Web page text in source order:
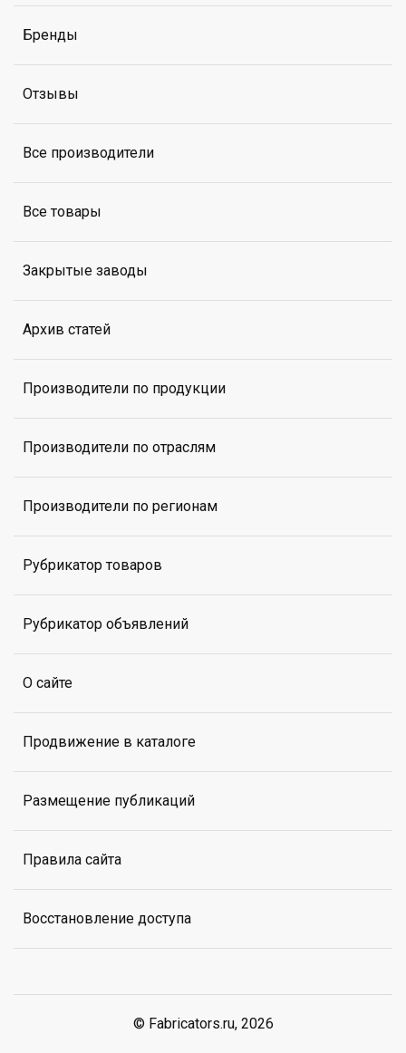
Бренды
Отзывы
Все производители
Все товары
Закрытые заводы
Архив статей
Производители по продукции
Производители по отраслям
Производители по регионам
Рубрикатор товаров
Рубрикатор объявлений
О сайте
Продвижение в каталоге
Размещение публикаций
Правила сайта
Восстановление доступа
© Fabricators.ru, 2026